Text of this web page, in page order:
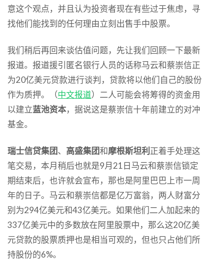
意这个观点，并且认为投资者现在有些过于焦虑，寻
找他们能找到的任何理由立刻出售手中股票。
我们稍后再回来谈估值问题，先让我们回顾一下最新
报道。报道援引匿名银行人员的话称马云和蔡崇信正
为20亿美元贷款进行谈判，贷款将以他们自己的股份
作为质押。（中文报道）二人可能会将筹得的资金用
以建立蓝池资本，据说这是蔡崇信十年前建立的对冲
基金。
瑞士信贷集团、 高盛集团和摩根斯坦利 正着手处理这
笔交易，本月稍后也就是9月21日马云和蔡崇信锁定
期结束后，也许就会宣布，那也是阿里巴巴上市一周
年的日子。马云和蔡崇信都是亿万富翁，两人财富分
别为294亿美元和43亿美元。如果他们二人加起来的
337亿美元中的多数放在阿里股票中，那么这20亿美
元贷款的股票质押也是相当可观的，但也只占他们所
持股份的6%。